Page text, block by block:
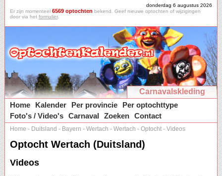
donderdag 6 augustus 2026
Er zijn momenteel 6569 optochten bekend. Geef nieuwe optochten of wijzigingen
door via het formulier.
Carnavalskleding
Home
Kalender Per provincie
Per optochttype
Foto's / Video's Carnaval Zoeken Contact
Home - Duitsland - Bayern - Wertach - Wertach - Optocht - Videos
Optocht Wertach (Duitsland)
Videos